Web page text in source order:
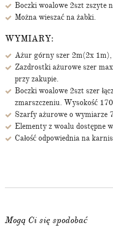
Boczki woalowe 2szt zszyte
Można wieszać na żabki.
WYMIARY:
Ażur górny szer 2m(2x 1m),
Zazdrostki ażurowe szer
przy zakupie.
Boczki woalowe 2szt szer
zmarszczeniu. Wysokość
Szarfy ażurowe o wymiarze
Elementy z woalu dostępne
Całość odpowiednia na
Mogą Ci się spodobać